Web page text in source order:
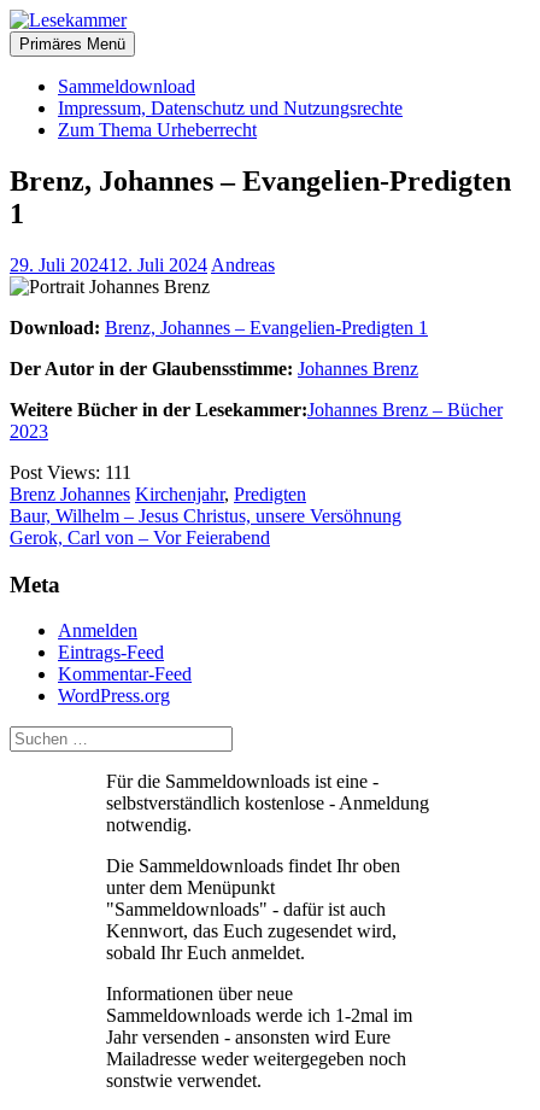
Zum
Inhalt
springen
Lesekammer
christliche Bücher zum kostenlosen Download
Primäres Menü
Sammeldownload
Impressum, Datenschutz und Nutzungsrechte
Zum Thema Urheberrecht
Brenz, Johannes – Evangelien-Predigten
1
29. Juli 202412. Juli 2024 Andreas
Download: Brenz, Johannes – Evangelien-Predigten 1
Der Autor in der Glaubensstimme: Johannes Brenz
Weitere Bücher in der Lesekammer:Johannes Brenz – Bücher
2023
Post Views: 111
Brenz Johannes Kirchenjahr, Predigten
Beitragsnavigation
Baur, Wilhelm – Jesus Christus, unsere Versöhnung
Gerok, Carl von – Vor Feierabend
Meta
Anmelden
Eintrags-Feed
Kommentar-Feed
WordPress.org
Für die Sammeldownloads ist eine -
selbstverständlich kostenlose - Anmeldung
notwendig.
Die Sammeldownloads findet Ihr oben
unter dem Menüpunkt
"Sammeldownloads" - dafür ist auch
Kennwort, das Euch zugesendet wird,
sobald Ihr Euch anmeldet.
Informationen über neue
Sammeldownloads werde ich 1-2mal im
Jahr versenden - ansonsten wird Eure
Mailadresse weder weitergegeben noch
sonstwie verwendet.